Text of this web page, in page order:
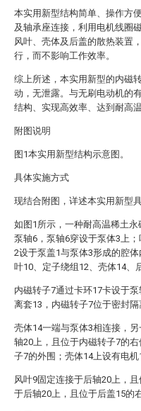
本实用新型结构简单、操作方
及轴承座连接，利用电机线圈
风叶、壳体及后盖的散热装置
行，而不影响工作效率。
综上所述，本实用新型的内磁
动，无泄露。与无刷电动机的
结构、实现高效率、达到耐高
附图说明
图1本实用新型结构示意图。
具体实施方式
现结合附图，详述本实用新型
如图1所示，一种耐高温稀土永
泵轴6，泵轴6穿设于泵体3上
2设于泵盖1与泵体3形成的腔
叶10、定子绕组12、壳体14、
内磁转子7通过卡环17卡设于
离套13，内磁转子7位于密封隔
壳体14一端与泵体3相连接，
轴20上，且位于内磁转子7的
子7的外围；壳体14上设有电
风叶9固定连接于后轴20上，
于后轴20上，且位于后盖15的